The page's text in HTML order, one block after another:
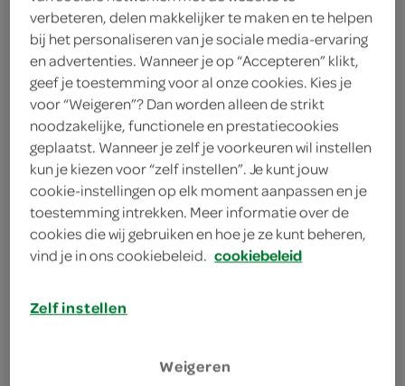
Let op: aanbiedingen zijn niet zichtbaar bij de
producten, maar worden wél automatisch
verwerkt in de winkelmand.
omschrijving
Drank op basis van vruchtensap en zuivel,
verbeteren, delen makkelijker te maken en te helpen
bij het personaliseren van je sociale media-ervaring
en advertenties. Wanneer je op “Accepteren” klikt,
geef je toestemming voor al onze cookies. Kies je
voor “Weigeren”? Dan worden alleen de strikt
noodzakelijke, functionele en prestatiecookies
geplaatst. Wanneer je zelf je voorkeuren wil instellen
kun je kiezen voor “zelf instellen”. Je kunt jouw
cookie-instellingen op elk moment aanpassen en je
toestemming intrekken. Meer informatie over de
cookies die wij gebruiken en hoe je ze kunt beheren,
vind je in ons cookiebeleid. cookiebeleid
Zelf instellen
Weigeren